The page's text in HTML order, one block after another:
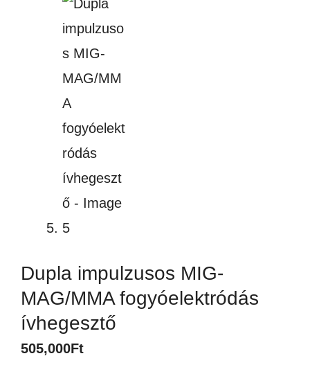
Dupla impulzusos MIG-
MAG/MMA fogyóelektródás
ívhegesztő
505,000Ft